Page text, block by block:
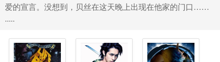
爱的宣言。没想到，贝丝在这天晚上出现在他家的门口……
.....